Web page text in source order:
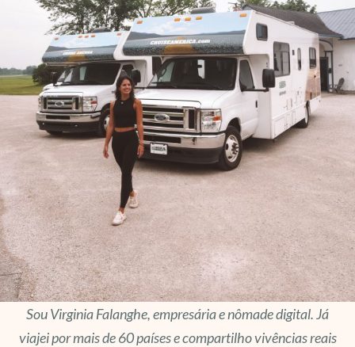
Sou Virginia Falanghe, empresária e nômade digital. Já
viajei por mais de 60 países e compartilho vivências reais